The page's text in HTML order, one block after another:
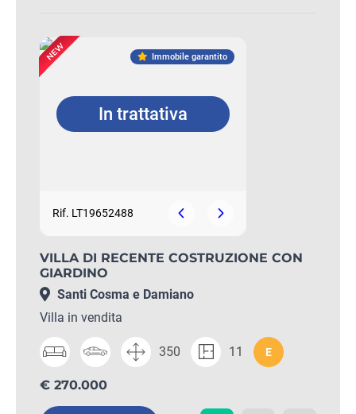
Immobile garantito
In trattativa
Rif. LT19652488
VILLA DI RECENTE COSTRUZIONE CON
GIARDINO
Santi Cosma e Damiano
Villa in vendita
350 11 E
€ 270.000